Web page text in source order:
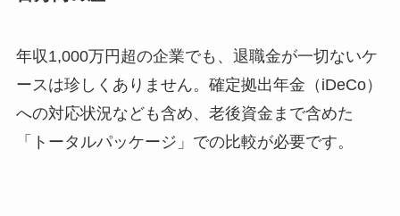
年収1,000万円超の企業でも、退職金が一切ないケ
ースは珍しくありません。確定拠出年金（iDeCo）
への対応状況なども含め、老後資金まで含めた
「トータルパッケージ」での比較が必要です。